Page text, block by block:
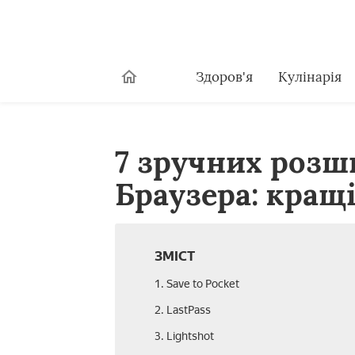
Здоров'я Кулінарія
7 зручних
Браузера:
ЗМІСТ
1. Save to Pocket
2. LastPass
3. Lightshot